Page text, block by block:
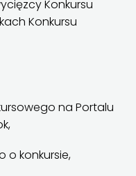
Konkursu
Konkursu
na Portalu
o konkursie,